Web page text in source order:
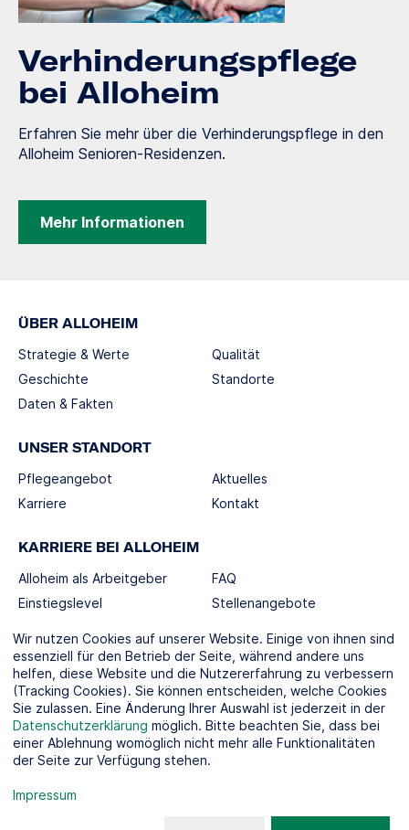
Verhinderungspflege
bei Alloheim
Erfahren Sie mehr über die Verhinderungspflege in den
Alloheim Senioren-Residenzen.
Mehr Informationen
ÜBER ALLOHEIM
Strategie & Werte
Geschichte
Daten & Fakten
Qualität
Standorte
UNSER STANDORT
Pflegeangebot
Karriere
Aktuelles
Kontakt
KARRIERE BEI ALLOHEIM
Alloheim als Arbeitgeber
Einstiegslevel
FAQ
Stellenangebote
SOCIAL MEDIA
KOOPERATIONSPARTNER
Wir nutzen Cookies auf unserer Website. Einige von ihnen sind
essenziell für den Betrieb der Seite, während andere uns
helfen, diese Website und die Nutzererfahrung zu verbessern
(Tracking Cookies). Sie können entscheiden, welche Cookies
Sie zulassen. Eine Änderung Ihrer Auswahl ist jederzeit in der
Datenschutzerklärung möglich. Bitte beachten Sie, dass bei
einer Ablehnung womöglich nicht mehr alle Funktionalitäten
der Seite zur Verfügung stehen.
Impressum